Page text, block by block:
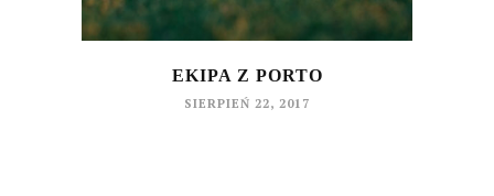
EKIPA Z PORTO
SIERPIEŃ 22, 2017